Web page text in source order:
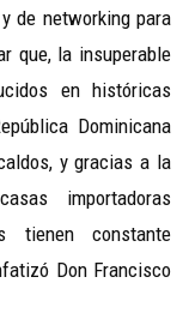
de networking para
que, la insuperable
en históricas
Dominicana
y gracias a la
importadoras
tienen constante
Don Francisco